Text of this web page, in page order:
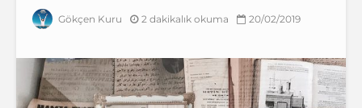
Gökçen Kuru 2 dakikalık okuma 20/02/2019